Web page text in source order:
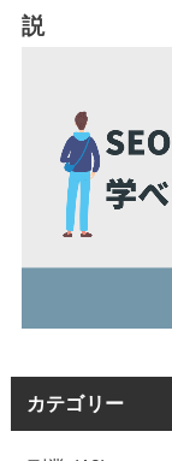
説
カテゴリー